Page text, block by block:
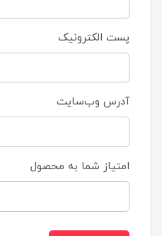
پست الکترونیک
آدرس وب‌سایت
امتیاز شما به محصول